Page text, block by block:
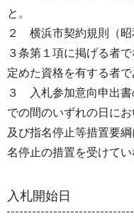
と。
２ 横浜市契約規則（昭
３条第１項に掲げる者
定めた資格を有する者で
３ 入札参加意向申出書
での間のいずれの日に
及び指名停止等措置要
名停止の措置を受けてい
入札開始日